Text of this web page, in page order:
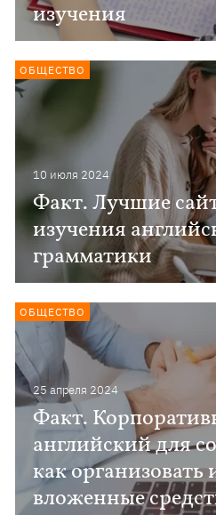
изучения
10 июля 2024
Факт. Лучшие
изучения
грамматики
ОБЩЕСТВО
25 апреля 2024
Факт.
английский для
как организовать
вложенные
ОБЩЕСТВО